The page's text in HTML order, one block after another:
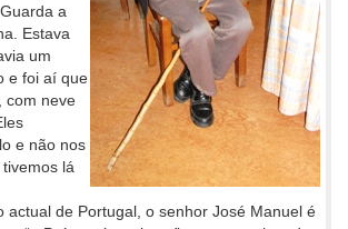
a
Estava
um
e foi aí que
com neve
e não nos
lá
actual de Portugal, o senhor José Manuel é